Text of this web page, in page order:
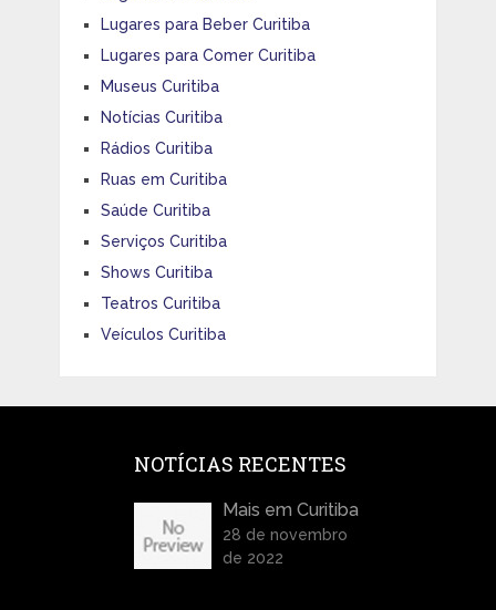
Lugares para Beber Curitiba
Lugares para Comer Curitiba
Museus Curitiba
Notícias Curitiba
Rádios Curitiba
Ruas em Curitiba
Saúde Curitiba
Serviços Curitiba
Shows Curitiba
Teatros Curitiba
Veículos Curitiba
NOTÍCIAS RECENTES
Mais em Curitiba
28 de novembro
de 2022